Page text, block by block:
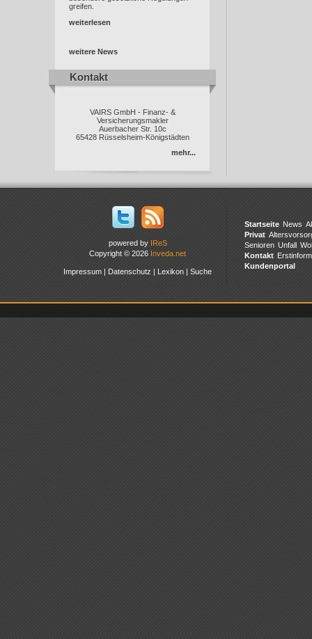
greifen.
weiterlesen
weitere News
Kontakt
Kontakt
VAIRS GmbH - Finanz- &
Versicherungsmakler
Auerbacher Str. 10c
65428 Rüsselsheim-Königstädten
mehr...
powered by IReS
Copyright © 2026 Inveda.net
Impressum | Datenschutz | Lexikon | Suche
Startseite News
Privat
Senioren Unfall
Kontakt
Kundenportal